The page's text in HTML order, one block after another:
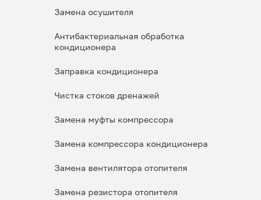
Замена осушителя
Антибактериальная обработка
кондиционера
Заправка кондиционера
Чистка стоков дренажей
Замена муфты компрессора
Замена компрессора кондиционера
Замена вентилятора отопителя
Замена резистора отопителя